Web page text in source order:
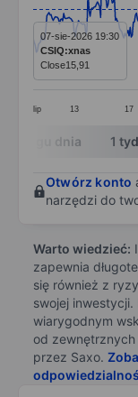
Line chart
The chart has
The chart has
lip 13 17
07-sie-2026 19:30
CSIQ:xnas
Close15,91
End of
W ciągu dnia 1
Otwórz konto
narzędzi do
Warto wiedzieć:
zapewnia
się również z
swojej inwestycji.
wiarygodnym
od zewnętrznych
przez Saxo.